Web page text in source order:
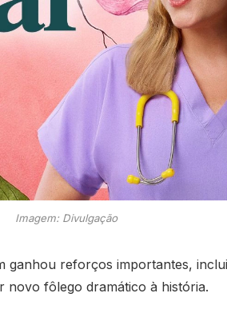
Imagem: Divulgação
ganhou reforços importantes,
novo fôlego dramático à história.